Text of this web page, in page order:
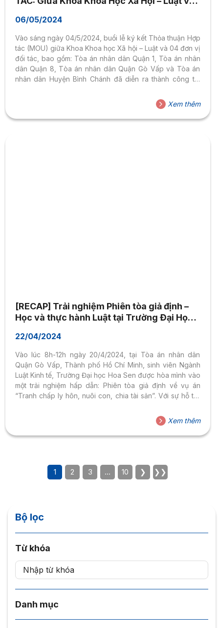
Thành phố Hồ Chí Minh
06/05/2024
Vào sáng ngày 04/5/2024, buổi lễ ký kết Thỏa thuận Hợp
tác (MOU) giữa Khoa Khoa học Xã hội – Luật và 04 đơn vị
đối tác, bao gồm: Tòa án nhân dân Quận 1, Tòa án nhân
dân Quận 8, Tòa án nhân dân Quận Gò Vấp và Tòa án
nhân dân Huyện Bình Chánh đã diễn ra thành công tốt
sự tham gia của TS. Nguyễn Thị Loan – Trưởng khoa, TS.
Nguyễn Hoài Nam – Phó Trưởng khoa, đại diện các đơn
vị...
Xem thêm
[RECAP] Trải nghiệm Phiên tòa giả định –
Học và thực hành Luật tại Trường Đại Học
22/04/2024
Vào lúc 8h-12h ngày 20/4/2024, tại Tòa án nhân dân
Quận Gò Vấp, Thành phố Hồ Chí Minh, sinh viên Ngành
Luật Kinh tế, Trường Đại học Hoa Sen được hòa mình vào
một trải nghiệm hấp dẫn: Phiên tòa giả định về vụ án
“Tranh chấp ly hôn, nuôi con, chia tài sản”. Với sự hỗ trợ
hội – Luật, và sự quan tâm của Lãnh đạo Tòa án nhân dân
Quận Gò Vấp, hơn 100 sinh viên Ngành Luật Kinh tế và
các Ngành khác của...
Xem thêm
1 2 3 … 10 ❯ ❯❯
Bộ lọc
Từ khóa
Danh mục